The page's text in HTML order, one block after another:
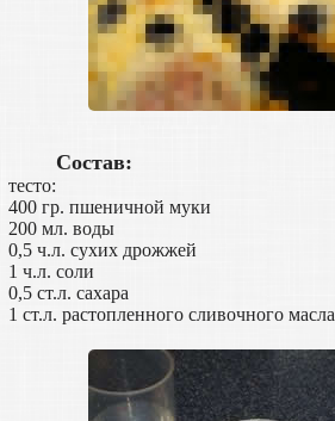
Состав:
тесто:
400 гр. пшеничной муки
200 мл. воды
0,5 ч.л. сухих дрожжей
1 ч.л. соли
0,5 ст.л. сахара
1 ст.л. растопленного сливочного масла